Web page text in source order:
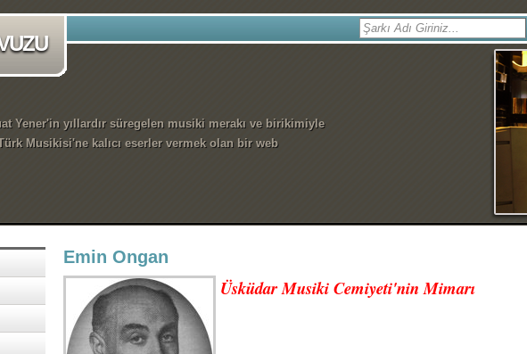
Yener'in yıllardır süregelen musiki merakı ve birikimiyle
Musikisi'ne kalıcı eserler vermek olan bir web
Emin Ongan
Üsküdar Musiki Cemiyeti'nin Mimarı